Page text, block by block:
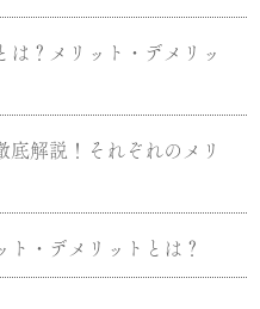
は？メリット・デメリッ
底解説！それぞれのメリ
ト・デメリットとは？